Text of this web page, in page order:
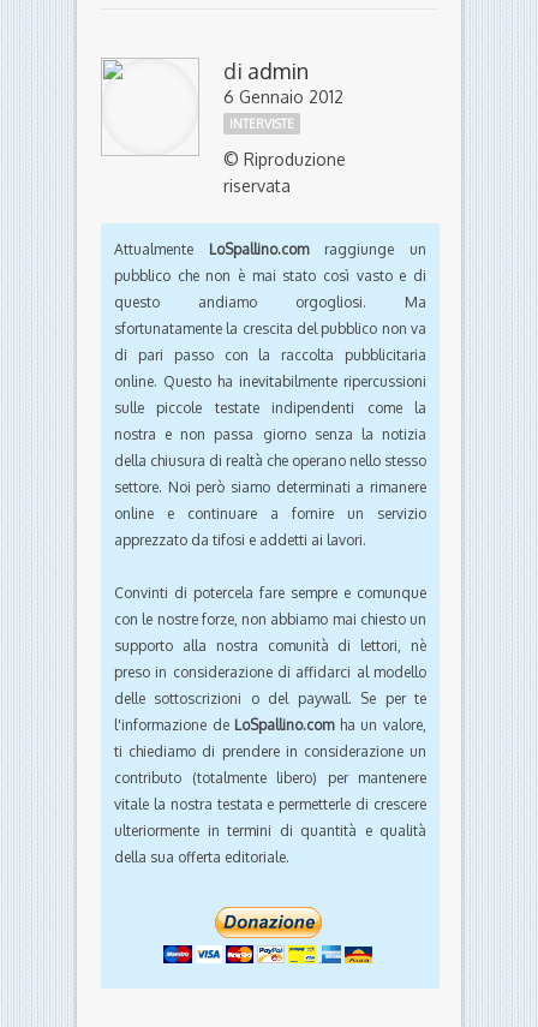
di admin
6 Gennaio 2012
INTERVISTE
© Riproduzione
riservata
Attualmente LoSpallino.comraggiunge un
pubblico che non è mai stato così vasto e di
questo andiamo orgogliosi. Ma
sfortunatamente la crescita del pubblico non va
di pari passo con la raccolta pubblicitaria
online. Questo ha inevitabilmente ripercussioni
sulle piccole testate indipendenti come la
nostra e non passa giorno senza la notizia
della chiusura di realtà che operano nello stesso
settore. Noi però siamo determinati a rimanere
online e continuare a fornire un servizio
apprezzato da tifosi e addetti ai lavori.
Convinti di potercela fare sempre e comunque
con le nostre forze, non abbiamo mai chiesto un
supporto alla nostra comunità di lettori, nè
preso in considerazione di affidarci al modello
delle sottoscrizioni o del paywall. Se per te
l'informazione de LoSpallino.comha un valore,
ti chiediamo di prendere in considerazione un
contributo (totalmente libero) per mantenere
vitale la nostra testata e permetterle di crescere
ulteriormente in termini di quantità e qualità
della sua offerta editoriale.